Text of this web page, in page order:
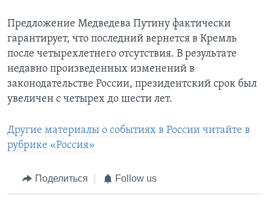
Предложение Медведева Путину фактически
гарантирует, что последний вернется в Кремль
после четырехлетнего отсутствия. В результате
недавно произведенных изменений в
законодательстве России, президентский срок был
увеличен с четырех до шести лет.
Другие материалы о событиях в России читайте в
рубрике «Россия»
Поделиться Follow us